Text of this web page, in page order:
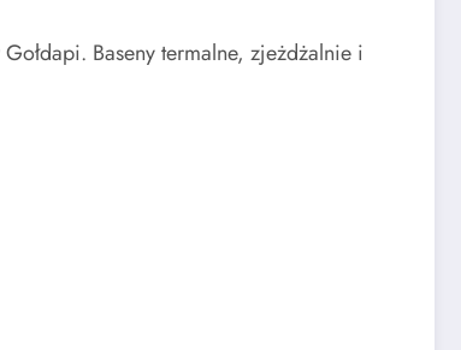
Baseny termalne, zjeżdżalnie i